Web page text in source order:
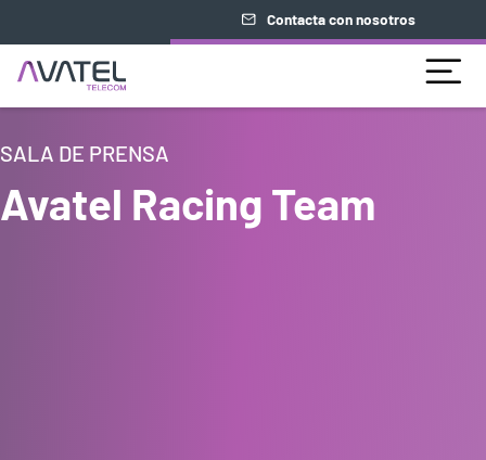
Contacta con nosotros
SALA DE PRENSA
Avatel Racing Team